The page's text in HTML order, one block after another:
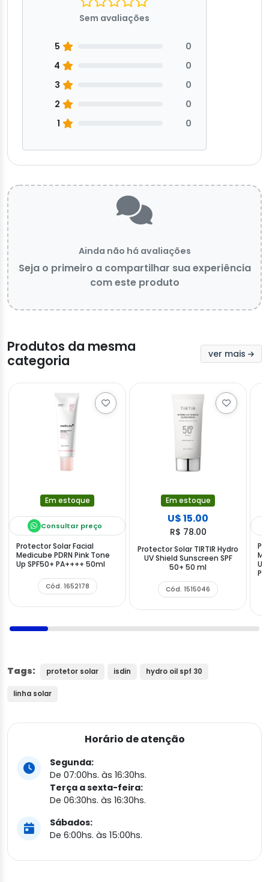
Sem avaliações
5
0
4
0
3
0
2
0
1
0
Ainda não há avaliações
Seja o primeiro a compartilhar sua experiência
com este produto
Produtos da mesma
categoria
ver mais
Em estoque
Consultar preço
Protector Solar Facial
Medicube PDRN Pink Tone
Up SPF50+ PA++++ 50ml
Cód. 1652178
Em estoque
U$ 15.00
R$ 78.00
Protector Solar TIRTIR Hydro
UV Shield Sunscreen SPF
50+ 50 ml
Cód. 1515046
Tags: protetor solar isdin hydro oil spf 30
linha solar
Horário de atenção
Segunda:
De 07:00hs. às 16:30hs.
Terça a sexta-feira:
De 06:30hs. às 16:30hs.
Sábados:
De 6:00hs. às 15:00hs.